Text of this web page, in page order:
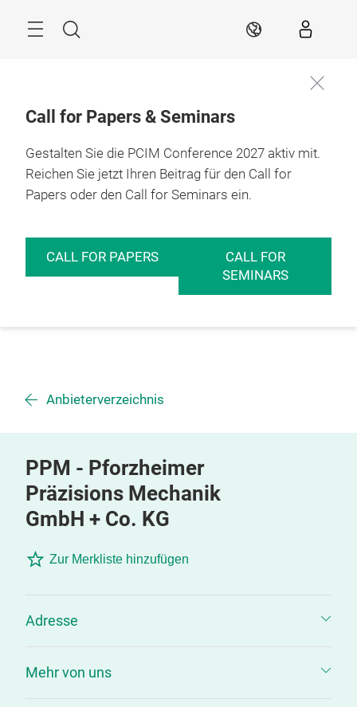
Suche DE
Call for Papers & Seminars
Gestalten Sie die PCIM Conference 2027 aktiv mit.
Reichen Sie jetzt Ihren Beitrag für den Call for
Papers oder den Call for Seminars ein.
CALL FOR PAPERS
CALL FOR
SEMINARS
Anbieterverzeichnis
PPM - Pforzheimer
Präzisions Mechanik
GmbH + Co. KG
Zur Merkliste hinzufügen
Adresse
Mehr von uns